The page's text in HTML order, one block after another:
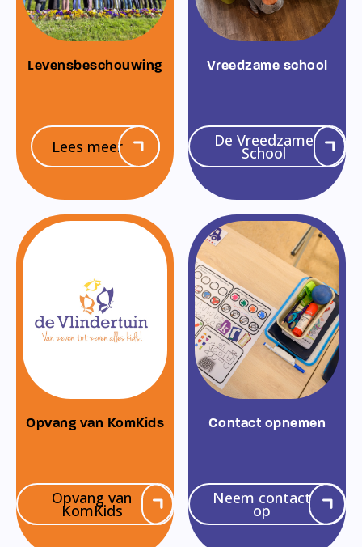
Levensbeschouwing
Lees meer
Vreedzame school
De Vreedzame
School
Opvang van KomKids
Opvang van
KomKids
Contact opnemen
Neem contact
op